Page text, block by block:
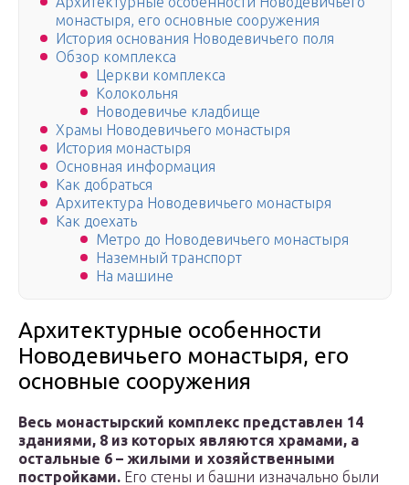
монастыря, его основные сооружения
История основания Новодевичьего поля
Обзор комплекса
Церкви комплекса
Колокольня
Новодевичье кладбище
Храмы Новодевичьего монастыря
История монастыря
Основная информация
Как добраться
Архитектура Новодевичьего монастыря
Как доехать
Метро до Новодевичьего монастыря
Наземный транспорт
На машине
Архитектурные особенности
Новодевичьего монастыря, его
основные сооружения
Весь монастырский комплекс представлен 14
зданиями, 8 из которых являются храмами, а
остальные 6 – жилыми и хозяйственными
постройками. Его стены и башни изначально были